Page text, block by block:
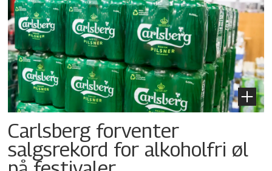
Carlsberg forventer
salgsrekord for alkoholfri øl